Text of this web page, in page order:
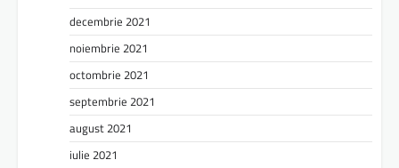
decembrie 2021
noiembrie 2021
octombrie 2021
septembrie 2021
august 2021
iulie 2021